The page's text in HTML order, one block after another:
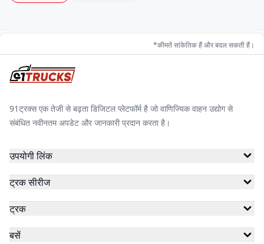
*कीमतें सांकेतिक हैं और बदल सकती हैं।
91ट्रक्स एक तेजी से बढ़ता डिजिटल प्लेटफॉर्म है जो वाणिज्यिक वाहन उद्योग से
संबंधित नवीनतम अपडेट और जानकारी प्रदान करता है।
उपयोगी लिंक
ट्रक सीरीज
ट्रक
बसें